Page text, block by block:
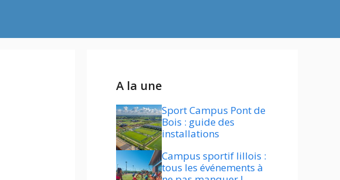
A la une
Sport Campus Pont de
Bois : guide des
installations
Campus sportif lillois :
tous les événements à